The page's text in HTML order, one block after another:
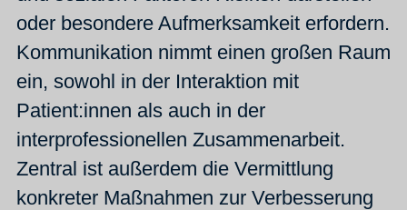
oder besondere Aufmerksamkeit erfordern.
Kommunikation nimmt einen großen Raum
ein, sowohl in der Interaktion mit
Patient:innen als auch in der
interprofessionellen Zusammenarbeit.
Zentral ist außerdem die Vermittlung
konkreter Maßnahmen zur Verbesserung